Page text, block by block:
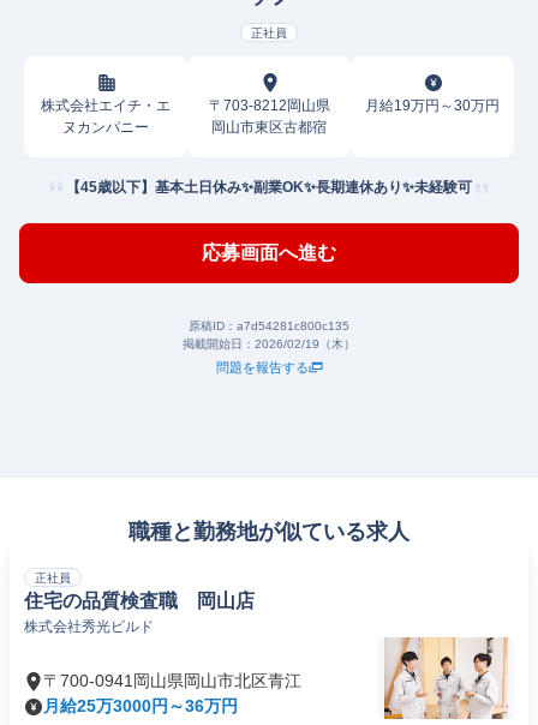
正社員
株式会社エイチ・エ
ヌカンパニー
〒703-8212岡山県
岡山市東区古都宿
月給19万円～30万円
【45歳以下】基本土日休み✨副業OK✨長期連休あり✨未経験可
応募画面へ進む
原稿ID： a7d54281c800c135
掲載開始日： 2026/02/19（木）
問題を報告する
職種と勤務地が似ている求人
正社員
住宅の品質検査職 岡山店
株式会社秀光ビルド
〒700-0941岡山県岡山市北区青江
月給25万3000円～36万円